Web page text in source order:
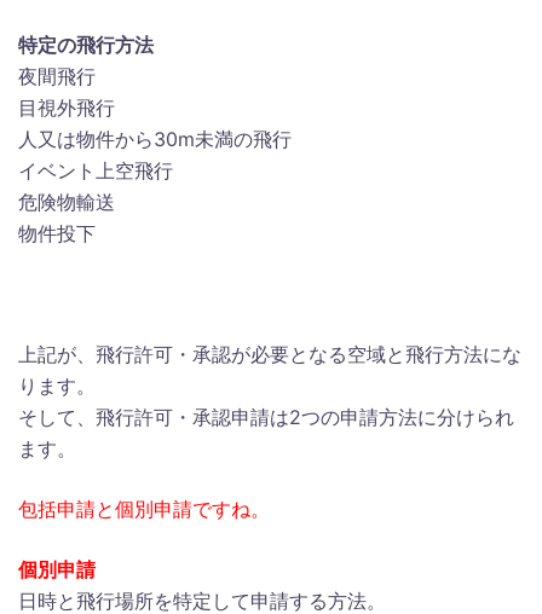
特定の飛行方法
夜間飛行
目視外飛行
人又は物件から30m未満の飛行
イベント上空飛行
危険物輸送
物件投下
上記が、飛行許可・承認が必要となる空域と飛行方法にな
ります。
そして、飛行許可・承認申請は2つの申請方法に分けられ
ます。
包括申請と個別申請ですね。
個別申請
日時と飛行場所を特定して申請する方法。